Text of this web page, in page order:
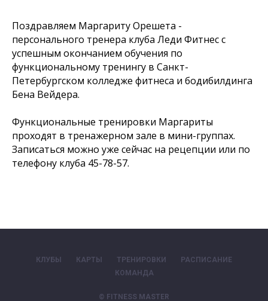
Поздравляем Маргариту Орешета -
персонального тренера клуба Леди Фитнес с
успешным окончанием обучения по
функциональному тренингу в Санкт-
Петербургском колледже фитнеса и бодибилдинга
Бена Вейдера.
Функциональные тренировки Маргариты
проходят в тренажерном зале в мини-группах.
Записаться можно уже сейчас на рецепции или по
телефону клуба 45-78-57.
КЛУБЫ КАРТЫ ТРЕНИРОВКИ
РАСПИСАНИЕ
КОМАНДА
© FITNESS MASTER